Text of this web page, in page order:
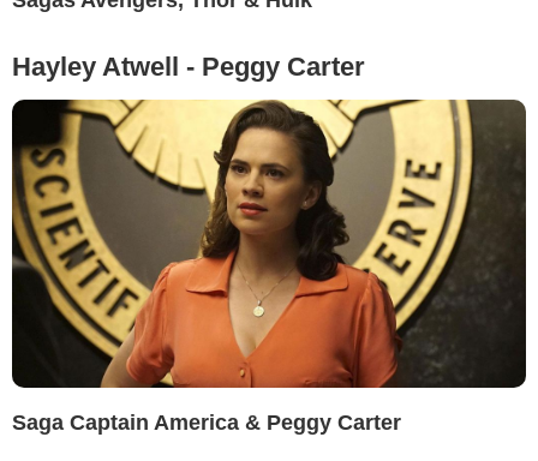
Hayley Atwell - Peggy Carter
Saga Captain America & Peggy Carter